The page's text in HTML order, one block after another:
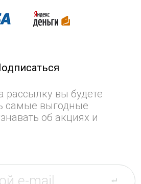
рассылку вы будете
самые выгодные
об акциях и